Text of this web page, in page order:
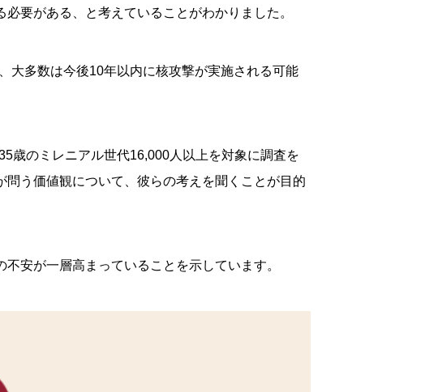
要がある、と考えていることがわかりました。
大多数は今後10年以内に核攻撃が実施される可能
歳のミレニアル世代16,000人以上を対象に調査を
う価値観について、彼らの考えを聞くことが目的
安が一層高まっていることを示しています。